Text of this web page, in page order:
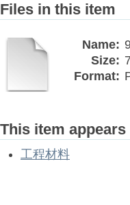
Files in this item
Name:
Size:
Format:
This item
工程材料